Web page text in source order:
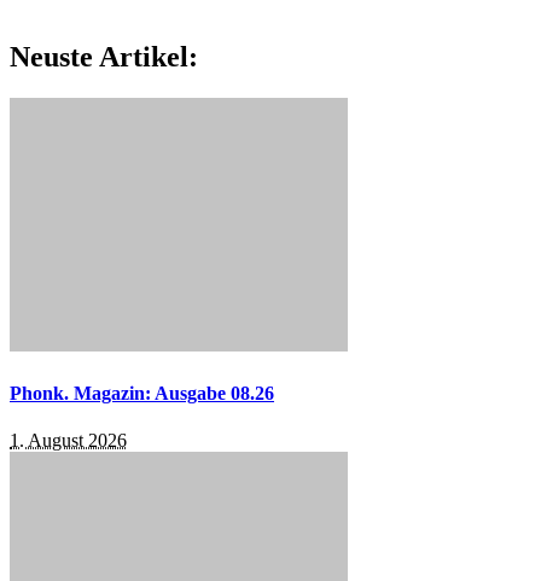
Neuste Artikel:
Phonk. Magazin: Ausgabe 08.26
1. August 2026